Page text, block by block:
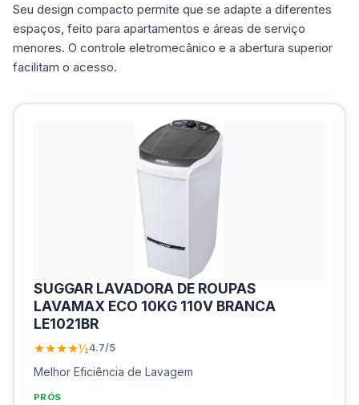
Seu design compacto permite que se adapte a diferentes
espaços, feito para apartamentos e áreas de serviço
menores. O controle eletromecânico e a abertura superior
facilitam o acesso.
SUGGAR LAVADORA DE ROUPAS
LAVAMAX ECO 10KG 110V BRANCA
LE1021BR
★★★★½4.7/5
Melhor Eficiência de Lavagem
PRÓS